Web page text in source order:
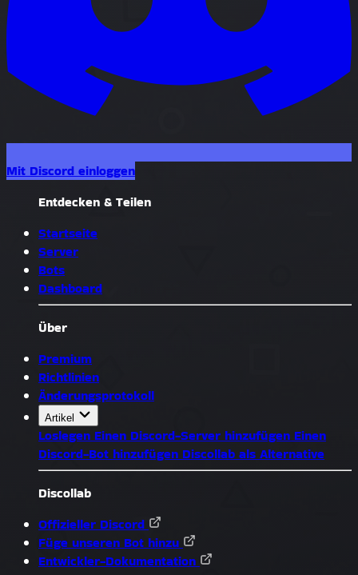
Mit Discord einloggen
Entdecken & Teilen
Startseite
Server
Bots
Dashboard
Über
Premium
Richtlinien
Änderungsprotokoll
Artikel
Loslegen Einen Discord-Server hinzufügen Einen
Discord-Bot hinzufügen Discollab als Alternative
Discollab
Offizieller Discord
Füge unseren Bot hinzu
Entwickler-Dokumentation